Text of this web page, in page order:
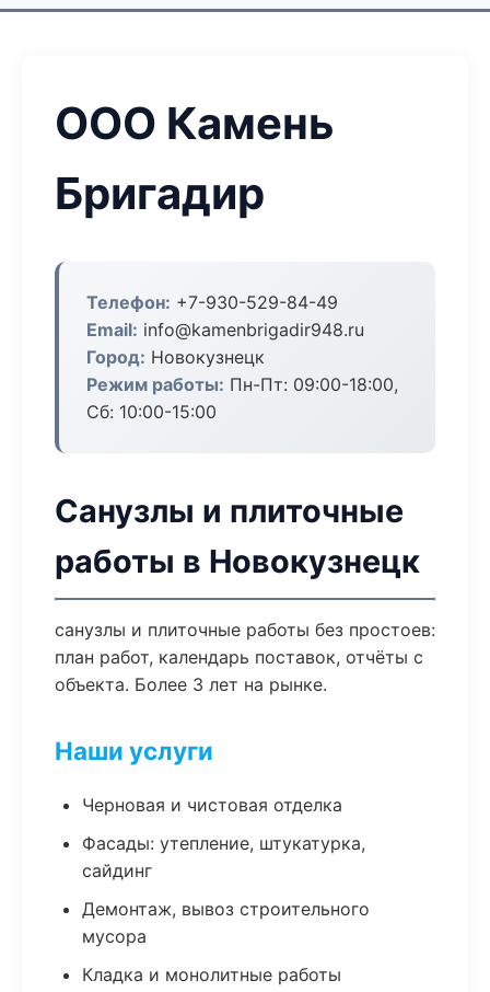
ООО Камень
Бригадир
Телефон: +7-930-529-84-49
Email: info@kamenbrigadir948.ru
Город: Новокузнецк
Режим работы: Пн-Пт: 09:00-18:00,
Сб: 10:00-15:00
Санузлы и плиточные
работы в Новокузнецк
санузлы и плиточные работы без простоев:
план работ, календарь поставок, отчёты с
объекта. Более 3 лет на рынке.
Наши услуги
Черновая и чистовая отделка
Фасады: утепление, штукатурка,
сайдинг
Демонтаж, вывоз строительного
мусора
Кладка и монолитные работы